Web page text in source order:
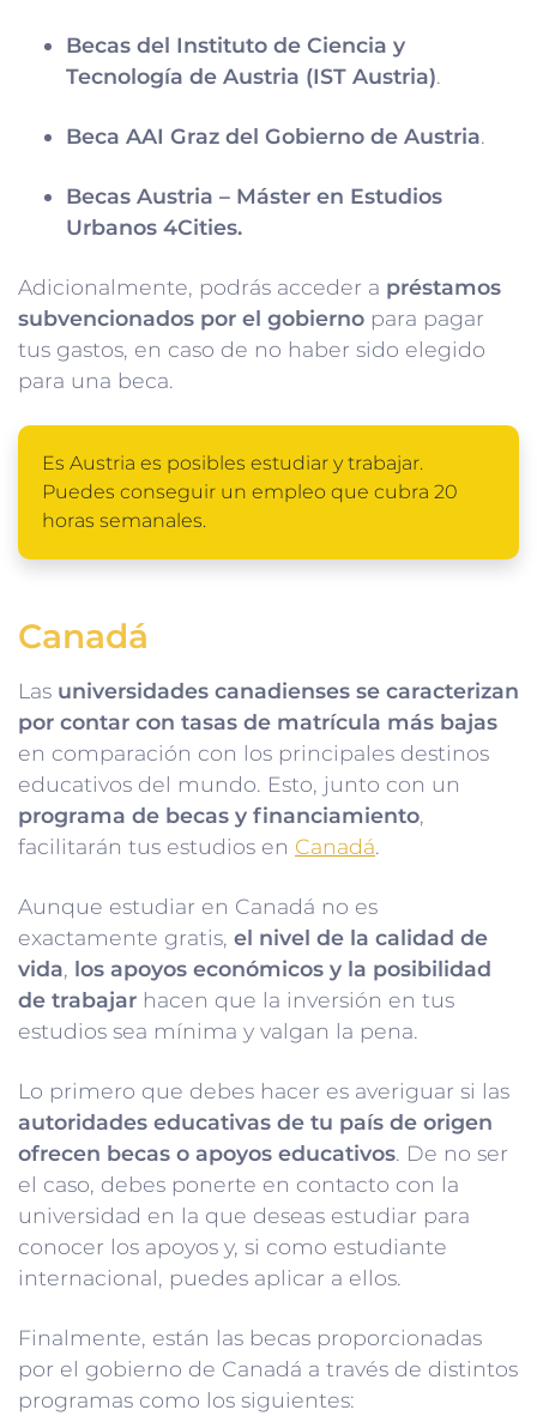
Becas del Instituto de Ciencia y
Tecnología de Austria (IST Austria).
Beca AAI Graz del Gobierno de Austria.
Becas Austria – Máster en Estudios
Urbanos 4Cities.
Adicionalmente, podrás acceder a préstamos
subvencionados por el gobierno para pagar
tus gastos, en caso de no haber sido elegido
para una beca.
Es Austria es posibles estudiar y trabajar.
Puedes conseguir un empleo que cubra 20
horas semanales.
Canadá
Las universidades canadienses se caracterizan
por contar con tasas de matrícula más bajas
en comparación con los principales destinos
educativos del mundo. Esto, junto con un
programa de becas y financiamiento,
facilitarán tus estudios en Canadá.
Aunque estudiar en Canadá no es
exactamente gratis, el nivel de la calidad de
vida, los apoyos económicos y la posibilidad
de trabajar hacen que la inversión en tus
estudios sea mínima y valgan la pena.
Lo primero que debes hacer es averiguar si las
autoridades educativas de tu país de origen
ofrecen becas o apoyos educativos. De no ser
el caso, debes ponerte en contacto con la
universidad en la que deseas estudiar para
conocer los apoyos y, si como estudiante
internacional, puedes aplicar a ellos.
Finalmente, están las becas proporcionadas
por el gobierno de Canadá a través de distintos
programas como los siguientes: